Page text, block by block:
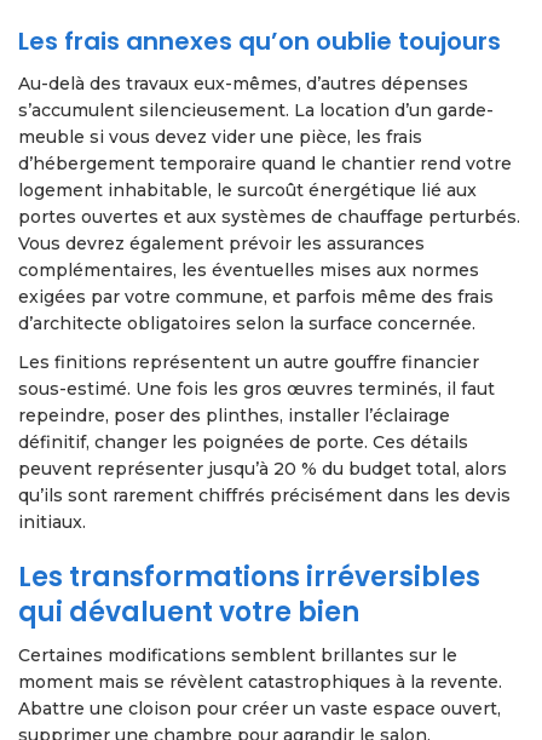
Les frais annexes qu’on oublie toujours
Au-delà des travaux eux-mêmes, d’autres dépenses
s’accumulent silencieusement. La location d’un garde-
meuble si vous devez vider une pièce, les frais
d’hébergement temporaire quand le chantier rend votre
logement inhabitable, le surcoût énergétique lié aux
portes ouvertes et aux systèmes de chauffage perturbés.
Vous devrez également prévoir les assurances
complémentaires, les éventuelles mises aux normes
exigées par votre commune, et parfois même des frais
d’architecte obligatoires selon la surface concernée.
Les finitions représentent un autre gouffre financier
sous-estimé. Une fois les gros œuvres terminés, il faut
repeindre, poser des plinthes, installer l’éclairage
définitif, changer les poignées de porte. Ces détails
peuvent représenter jusqu’à 20 % du budget total, alors
qu’ils sont rarement chiffrés précisément dans les devis
initiaux.
Les transformations irréversibles
qui dévaluent votre bien
Certaines modifications semblent brillantes sur le
moment mais se révèlent catastrophiques à la revente.
Abattre une cloison pour créer un vaste espace ouvert,
supprimer une chambre pour agrandir le salon,